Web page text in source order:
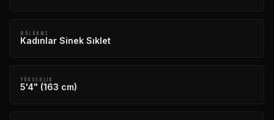
BÖLÜNME
Kadınlar Sinek Sıklet
YÜKSEKLIK
5'4" (163 cm)